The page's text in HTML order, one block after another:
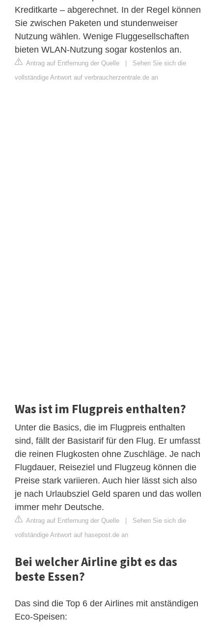
Kreditkarte ‒ abgerechnet. In der Regel können
Sie zwischen Paketen und stundenweiser
Nutzung wählen. Wenige Fluggesellschaften
bieten WLAN-Nutzung sogar kostenlos an.
Antrag auf Entfernung der Quelle | Sehen Sie sich die
vollständige Antwort auf verbraucherzentrale.de an
Was ist im Flugpreis enthalten?
Unter die Basics, die im Flugpreis enthalten
sind, fällt der Basistarif für den Flug. Er umfasst
die reinen Flugkosten ohne Zuschläge. Je nach
Flugdauer, Reiseziel und Flugzeug können die
Preise stark variieren. Auch hier lässt sich also
je nach Urlaubsziel Geld sparen und das wollen
immer mehr Deutsche.
Antrag auf Entfernung der Quelle | Sehen Sie sich die
vollständige Antwort auf hasepost.de an
Bei welcher Airline gibt es das
beste Essen?
Das sind die Top 6 der Airlines mit anständigen
Eco-Speisen: